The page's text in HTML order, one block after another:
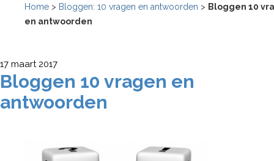
Home > Bloggen: 10 vragen en antwoorden > Bloggen 10
en antwoorden
17 maart 2017
Bloggen 10 vragen en
antwoorden